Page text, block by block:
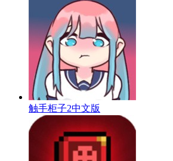
触手柜子2中文版